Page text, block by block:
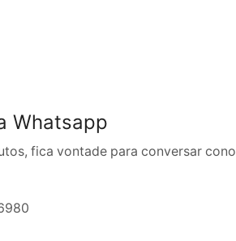
Whatsapp
fica vontade para conversar